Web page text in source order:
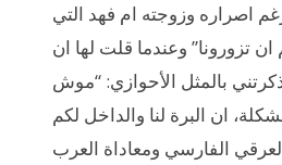
اصراره وزوجته ام فهد التي
تزورونا” وعندما قلت لها ان
بالمثل الأحوازي: “موش
الفارسي ومعاداة العرب